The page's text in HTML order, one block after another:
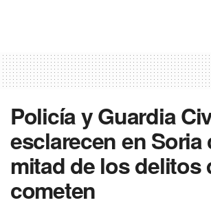
Policía y Guardia
esclarecen en Soria
mitad de los delitos
cometen